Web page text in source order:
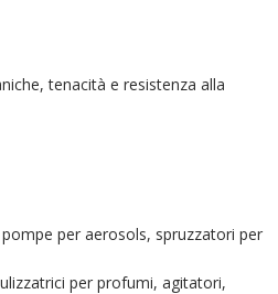
tenacità e resistenza alla
per aerosols, spruzzatori per
per profumi, agitatori,